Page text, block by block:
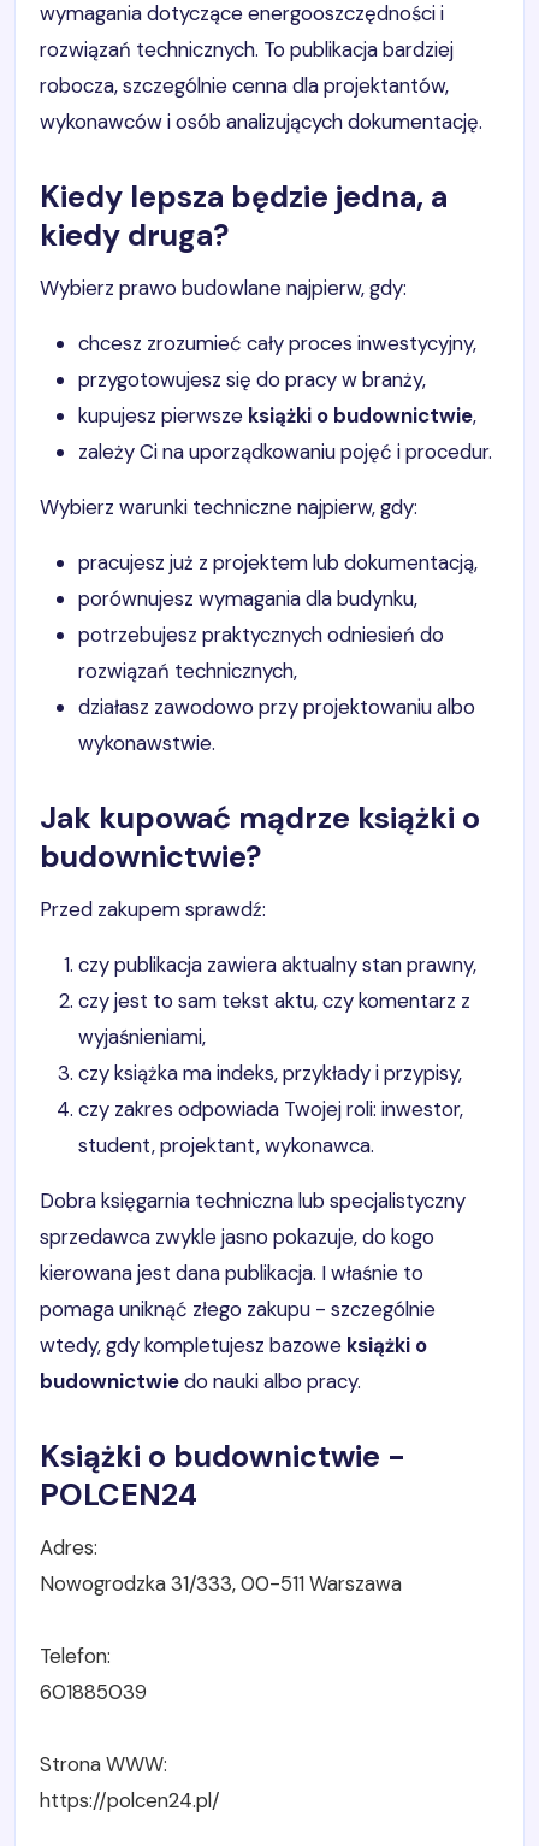
wymagania dotyczące energooszczędności i
rozwiązań technicznych. To publikacja bardziej
robocza, szczególnie cenna dla projektantów,
wykonawców i osób analizujących dokumentację.
Kiedy lepsza będzie jedna, a
kiedy druga?
Wybierz prawo budowlane najpierw, gdy:
chcesz zrozumieć cały proces inwestycyjny,
przygotowujesz się do pracy w branży,
kupujesz pierwsze książki o budownictwie,
zależy Ci na uporządkowaniu pojęć i procedur.
Wybierz warunki techniczne najpierw, gdy:
pracujesz już z projektem lub dokumentacją,
porównujesz wymagania dla budynku,
potrzebujesz praktycznych odniesień do
rozwiązań technicznych,
działasz zawodowo przy projektowaniu albo
wykonawstwie.
Jak kupować mądrze książki o
budownictwie?
Przed zakupem sprawdź:
czy publikacja zawiera aktualny stan prawny,
czy jest to sam tekst aktu, czy komentarz z
wyjaśnieniami,
czy książka ma indeks, przykłady i przypisy,
czy zakres odpowiada Twojej roli: inwestor,
student, projektant, wykonawca.
Dobra księgarnia techniczna lub specjalistyczny
sprzedawca zwykle jasno pokazuje, do kogo
kierowana jest dana publikacja. I właśnie to
pomaga uniknąć złego zakupu - szczególnie
wtedy, gdy kompletujesz bazowe książki o
budownictwiedo nauki albo pracy.
Książki o budownictwie -
POLCEN24
Adres:
Nowogrodzka 31/333, 00-511 Warszawa
Telefon:
601885039
Strona WWW:
https://polcen24.pl/